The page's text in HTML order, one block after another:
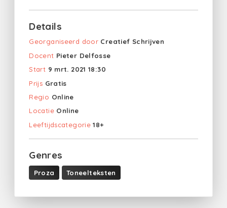
Details
Georganiseerd door Creatief Schrijven
Docent Pieter Delfosse
Start 9 mrt. 2021 18:30
Prijs Gratis
Regio Online
Locatie Online
Leeftijdscategorie 18+
Genres
Proza Toneelteksten